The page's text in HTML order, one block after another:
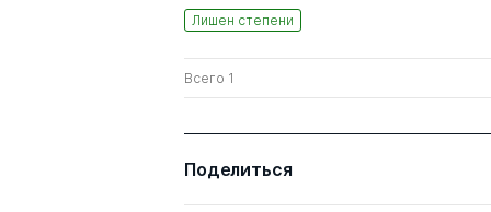
Лишен степени
Всего 1
Поделиться